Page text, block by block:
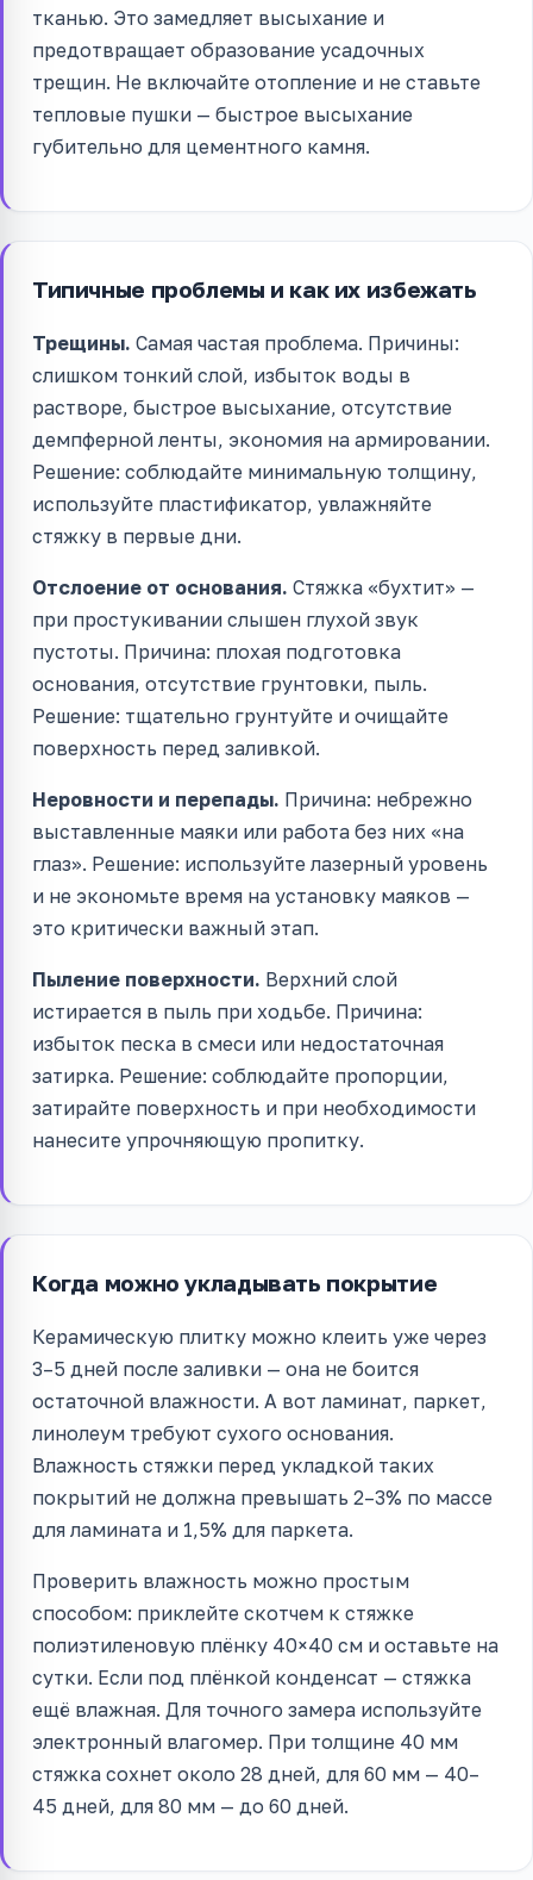
тканью. Это замедляет высыхание и
предотвращает образование усадочных
трещин. Не включайте отопление и не ставьте
тепловые пушки — быстрое высыхание
губительно для цементного камня.
Типичные проблемы и как их избежать
Трещины. Самая частая проблема. Причины:
слишком тонкий слой, избыток воды в
растворе, быстрое высыхание, отсутствие
демпферной ленты, экономия на армировании.
Решение: соблюдайте минимальную толщину,
используйте пластификатор, увлажняйте
стяжку в первые дни.
Отслоение от основания. Стяжка «бухтит» —
при простукивании слышен глухой звук
пустоты. Причина: плохая подготовка
основания, отсутствие грунтовки, пыль.
Решение: тщательно грунтуйте и очищайте
поверхность перед заливкой.
Неровности и перепады. Причина: небрежно
выставленные маяки или работа без них «на
глаз». Решение: используйте лазерный уровень
и не экономьте время на установку маяков —
это критически важный этап.
Пыление поверхности. Верхний слой
истирается в пыль при ходьбе. Причина:
избыток песка в смеси или недостаточная
затирка. Решение: соблюдайте пропорции,
затирайте поверхность и при необходимости
нанесите упрочняющую пропитку.
Когда можно укладывать покрытие
Керамическую плитку можно клеить уже через
3–5 дней после заливки — она не боится
остаточной влажности. А вот ламинат, паркет,
линолеум требуют сухого основания.
Влажность стяжки перед укладкой таких
покрытий не должна превышать 2–3% по массе
для ламината и 1,5% для паркета.
Проверить влажность можно простым
способом: приклейте скотчем к стяжке
полиэтиленовую плёнку 40×40 см и оставьте на
сутки. Если под плёнкой конденсат — стяжка
ещё влажная. Для точного замера используйте
электронный влагомер. При толщине 40 мм
стяжка сохнет около 28 дней, для 60 мм — 40–
45 дней, для 80 мм — до 60 дней.